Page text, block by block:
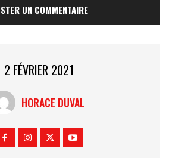
2 FÉVRIER 2021
HORACE DUVAL